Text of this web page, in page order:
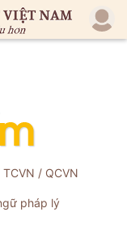
/ QCVN
pháp lý